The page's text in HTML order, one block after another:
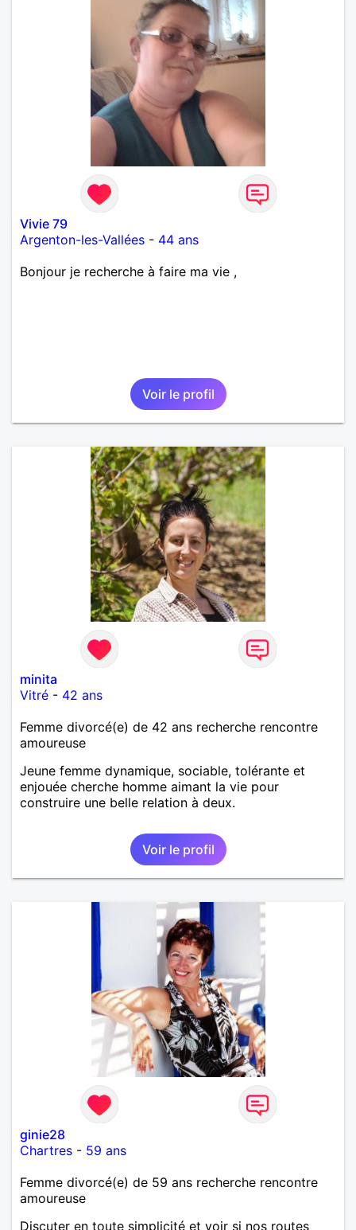
Vivie 79
Argenton-les-Vallées - 44 ans
Bonjour je recherche à faire ma vie ,
Voir le profil
minita
Vitré - 42 ans
Femme divorcé(e) de 42 ans recherche rencontre
amoureuse
Jeune femme dynamique, sociable, tolérante et
enjouée cherche homme aimant la vie pour
construire une belle relation à deux.
Voir le profil
ginie28
Chartres - 59 ans
Femme divorcé(e) de 59 ans recherche rencontre
amoureuse
Discuter en toute simplicité et voir si nos routes